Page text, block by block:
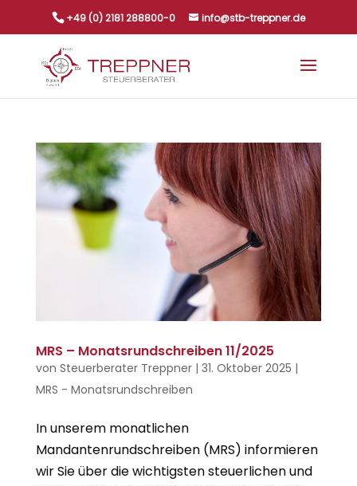
+49 (0) 2181 288800-0 info@stb-treppner.de
MRS – Monatsrundschreiben 11/2025
von Steuerberater Treppner| 31. Oktober 2025 |
MRS - Monatsrundschreiben
In unserem monatlichen
Mandantenrundschreiben (MRS) informieren
wir Sie über die wichtigsten steuerlichen und